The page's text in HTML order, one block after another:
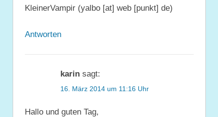
KleinerVampir (yalbo [at] web [punkt] de)
Antworten
karin sagt:
16. März 2014 um 11:16 Uhr
Hallo und guten Tag,